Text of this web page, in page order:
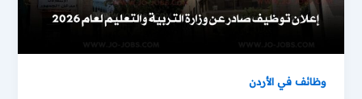
وظائف في الأردن